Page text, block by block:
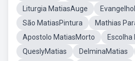
Liturgia MatiasAuge
São MatiasPintura
Mathias
Apostolo MatiasMorto
QueslyMatias
DelminaMatias